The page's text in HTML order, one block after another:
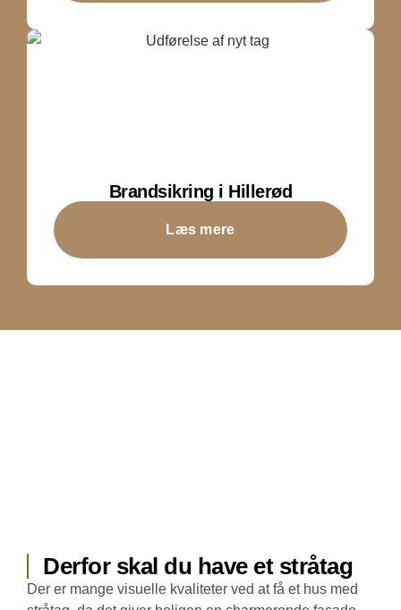
Brandsikring i Hillerød
Læs mere
Derfor skal du have et stråtag
Der er mange visuelle kvaliteter ved at få et hus med